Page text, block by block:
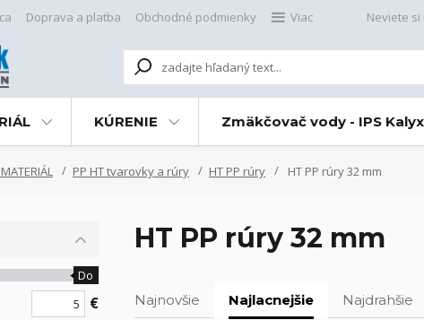
Doprava a platba Obchodné podmienky Viac Neviete si
KÚRENIE Zmäkčovač vody - IPS
PP HT tvarovky a rúry HT PP rúry HT PP rúry 32 mm
HT PP rúry 32 mm
Najnovšie Najlacnejšie Najdrahšie
Do
€